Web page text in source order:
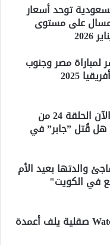
توحد أسعار
على مستوى
لمباراة مصر وجنوب
2025
بالتفاصيل: شاهد الآن الحلقة 24 من
قُتل ”جابر” في
والدتها بعيد الأم
في الكويت"
Watch: Mount etna in صقلية يلف أعمدة